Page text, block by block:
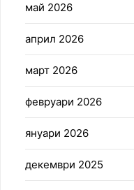
май 2026
април 2026
март 2026
февруари 2026
януари 2026
декември 2025